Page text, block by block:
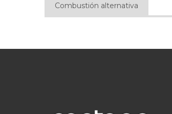
Combustión alternativa